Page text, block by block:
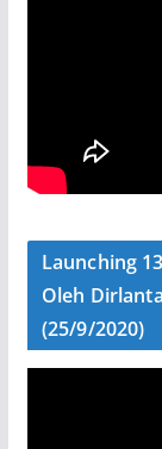
Launching
Oleh
(25/9/2020)